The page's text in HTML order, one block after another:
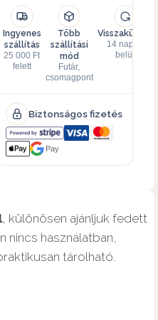
Ingyenes
szállítás
25 000 Ft
felett
Több
szállítási
mód
Futár,
csomagpont
Visszaküldés
14 napon
belül
Biztonságos fizetés
Pay
, különösen ajánljuk fedett
nincs használatban,
tárolható.